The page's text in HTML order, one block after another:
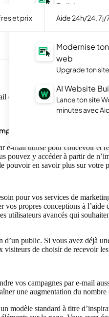
et prix Aide 24h/24, 7j/
Builder
Crée ton site
Modernise
web
Upgrade ton
AI Website
Lance ton site
minutes avec
du premier coup avec Ubivox.
qui vous aide
mail utilisé pour concevoir et
pouvez y accéder à partir de
pouvoir en savoir plus sur votre
pour vos services de
propres conceptions à l’aide
utilisateurs avancés qui
d’un public. Si vous avez déjà
visiteurs de choisir de recevoir
vos campagnes par e-mail
une augmentation du
modèle standard à titre